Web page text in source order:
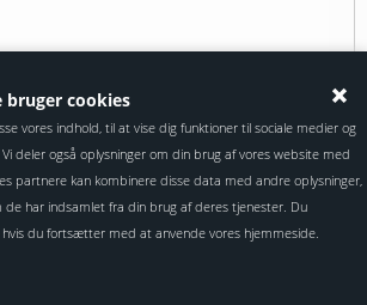
bruger cookies
vores indhold, til at vise dig funktioner til sociale medier og
deler også oplysninger om din brug af vores website med
partnere kan kombinere disse data med andre oplysninger,
de har indsamlet fra din brug af deres tjenester. Du
hvis du fortsætter med at anvende vores hjemmeside.
& asynkron